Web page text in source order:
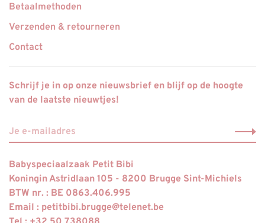
Betaalmethoden
Verzenden & retourneren
Contact
Schrijf je in op onze nieuwsbrief en blijf op de hoogte
van de laatste nieuwtjes!
Babyspeciaalzaak Petit Bibi
Koningin Astridlaan 105 - 8200 Brugge Sint-Michiels
BTW nr. : BE 0863.406.995
Email : petitbibi.brugge@telenet.be